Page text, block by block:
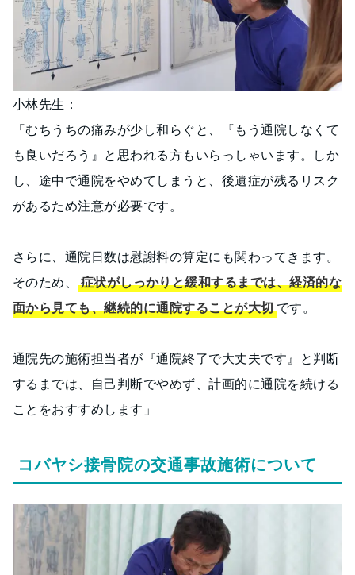
小林先生：
「むちうちの痛みが少し和らぐと、『もう通院しなくて
も良いだろう』と思われる方もいらっしゃいます。しか
し、途中で通院をやめてしまうと、後遺症が残るリスク
があるため注意が必要です。
さらに、通院日数は慰謝料の算定にも関わってきます。
そのため、症状がしっかりと緩和するまでは、経済的な
面から見ても、継続的に通院することが大切です。
通院先の施術担当者が『通院終了で大丈夫です』と判断
するまでは、自己判断でやめず、計画的に通院を続ける
ことをおすすめします」
コバヤシ接骨院の交通事故施術について